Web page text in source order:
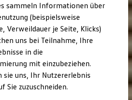
sammeln Informationen über
(beispielsweise
Verweildauer je Seite, Klicks)
uns bei Teilnahme, Ihre
in die
mit einzubeziehen.
sie uns, Ihr Nutzererlebnis
Sie zuzuschneiden.